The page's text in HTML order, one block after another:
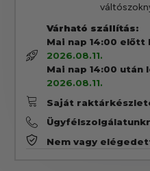
Várható szállítás:
Mai nap 14:00
2026.08.11.
Mai nap 14:00
2026.08.11.
Saját
Nem vagy